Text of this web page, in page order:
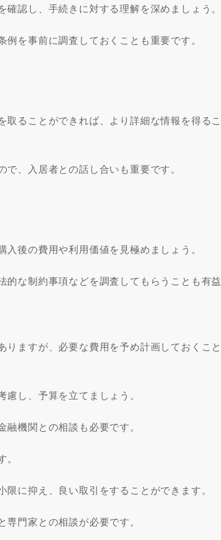
認し、手続きに対する理解を深めましょう。
を事前に調査しておくことも重要です。
ることができれば、より詳細な情報を得るこ
、入居者との話し合いも重要です。
後の費用や利用価値を見極めましょう。
的な制約事項などを調査してもらうことも有益
ますが、必要な費用を予め計画しておくこと
し、予算を立てましょう。
機関との相談も必要です。
に抑え、良い取引をすることができます。
門家との相談が必要です。